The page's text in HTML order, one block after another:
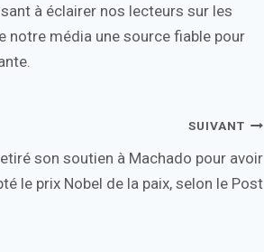
à éclairer nos lecteurs sur les
notre média une source fiable pour
SUIVANT
son soutien à Machado pour avoir
le prix Nobel de la paix, selon le Post